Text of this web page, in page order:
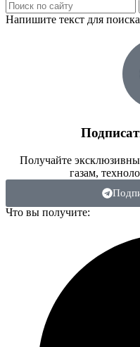
Напишите текст для поиска
Получайте
газам,
Что вы получите: